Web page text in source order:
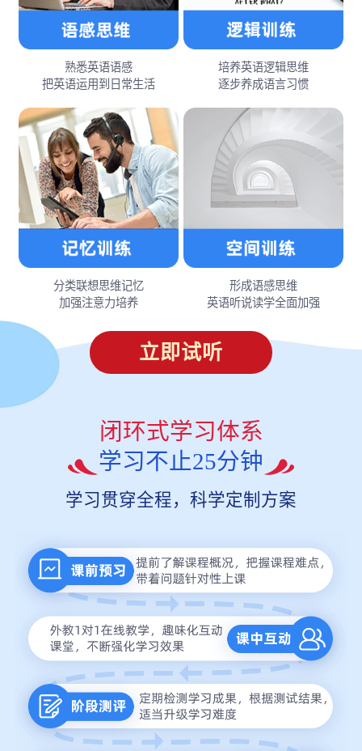
熟悉英语语感
把英语运用到日常生活
培养英语逻辑思维
逐步养成语言习惯
分类联想思维记忆
加强注意力培养
形成语感思维
英语听说读学全面加强
立即试听
闭环式学习体系
学习不止25分钟
学习贯穿全程，科学定制方案